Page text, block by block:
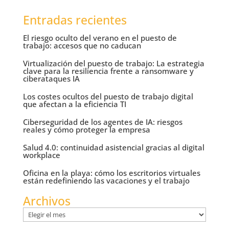
Entradas recientes
El riesgo oculto del verano en el puesto de
trabajo: accesos que no caducan
Virtualización del puesto de trabajo: La estrategia
clave para la resiliencia frente a ransomware y
ciberataques IA
Los costes ocultos del puesto de trabajo digital
que afectan a la eficiencia TI
Ciberseguridad de los agentes de IA: riesgos
reales y cómo proteger la empresa
Salud 4.0: continuidad asistencial gracias al digital
workplace
Oficina en la playa: cómo los escritorios virtuales
están redefiniendo las vacaciones y el trabajo
Archivos
Archivos